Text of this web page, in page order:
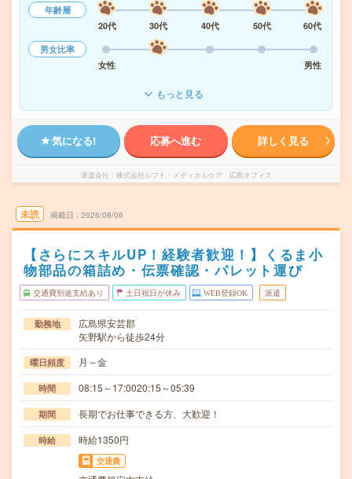
年齢層
20代
30代 40代 50代
60代
男女比率
女性
男性
もっと見る
気になる! 応募へ進む 詳しく見る
派遣会社 株式会社ルフト・メディカルケア 広島オフィス
未読 掲載日 2026/08/06
【さらにスキルUP！経験者歓迎！】くるま小
物部品の箱詰め・伝票確認・パレット運び
交通費別途支給あり 土日祝日が休み WEB登録OK 派遣
勤務地
広島県安芸郡
矢野駅から徒歩24分
曜日頻度 月～金
時間 08:15～17:0020:15～05:39
期間 長期でお仕事できる方、大歓迎！
時給 時給1350円
交通費